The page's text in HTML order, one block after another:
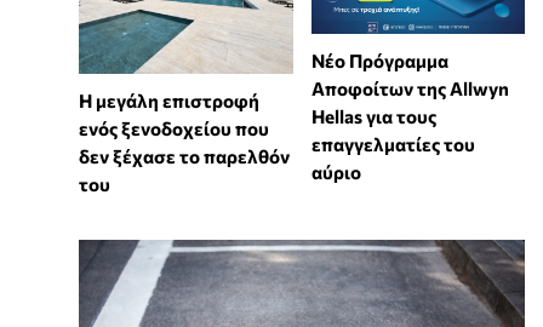
Η μεγάλη επιστροφή
ενός ξενοδοχείου που
δεν ξέχασε το παρελθόν
του
Νέο Πρόγραμμα
Αποφοίτων της Allwyn
Hellas για τους
επαγγελματίες του
αύριο